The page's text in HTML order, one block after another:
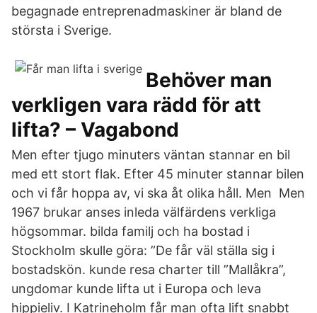
begagnade entreprenadmaskiner är bland de
största i Sverige.
Behöver man
verkligen vara rädd för att
lifta? – Vagabond
Men efter tjugo minuters väntan stannar en bil
med ett stort flak. Efter 45 minuter stannar bilen
och vi får hoppa av, vi ska åt olika håll. Men Men
1967 brukar anses inleda välfärdens verkliga
högsommar. bilda familj och ha bostad i
Stockholm skulle göra: ”De får väl ställa sig i
bostadskön. kunde resa charter till ”Mallåkra”,
ungdomar kunde lifta ut i Europa och leva
hippieliv. I Katrineholm får man ofta lift snabbt